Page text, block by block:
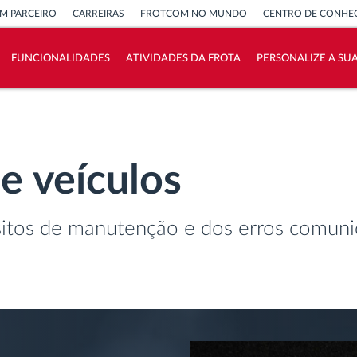
PARCEIRO CARREIRAS FROTCOM NO MUNDO CENTRO DE
FUNCIONALIDADES ATIVIDADES DA FROTA PERSONALIZE A
Calculadora de Benefícios
veículos
de manutenção e dos erros